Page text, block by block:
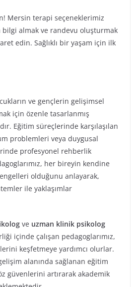
Mersin terapi seçeneklerimiz
bilgi almak ve randevu oluşturmak
edin. Sağlıklı bir yaşam için ilk
ve gençlerin gelişimsel
için özenle tasarlanmış
Eğitim süreçlerinde karşılaşılan
problemleri veya duygusal
profesyonel rehberlik
her bireyin kendine
olduğunu anlayarak,
ile yaklaşımlar
ve uzman klinik psikolog
içinde çalışan pedagoglarımız,
keşfetmeye yardımcı olurlar.
alanında sağlanan eğitim
güvenlerini artırarak akademik